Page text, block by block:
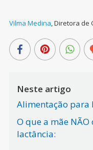
Vilma Medina,Diretora de
Neste artigo
Alimentação para
O que a mãe
lactância: